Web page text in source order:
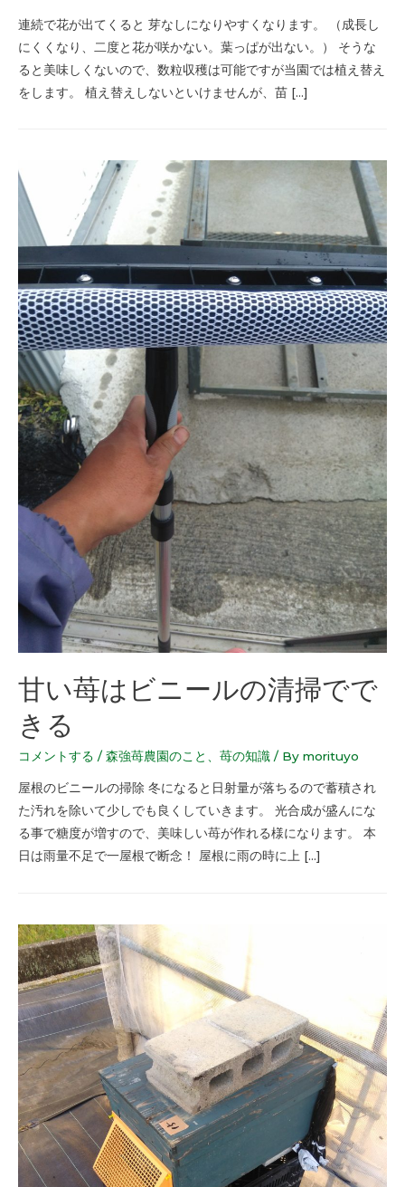
連続で花が出てくると 芽なしになりやすくなります。 （成長し
にくくなり、二度と花が咲かない。葉っぱが出ない。） そうな
ると美味しくないので、数粒収穫は可能ですが当園では植え替え
をします。 植え替えしないといけませんが、苗 […]
甘い苺はビニールの清掃でで
きる
コメントする / 森強苺農園のこと 苺の知識 / By morituyo
屋根のビニールの掃除 冬になると日射量が落ちるので蓄積され
た汚れを除いて少しでも良くしていきます。 光合成が盛んにな
る事で糖度が増すので、美味しい苺が作れる様になります。 本
日は雨量不足で一屋根で断念！ 屋根に雨の時に上 […]